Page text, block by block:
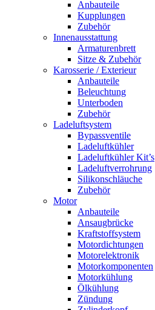
Anbauteile
Kupplungen
Zubehör
Innenausstattung
Armaturenbrett
Sitze & Zubehör
Karosserie / Exterieur
Anbauteile
Beleuchtung
Unterboden
Zubehör
Ladeluftsystem
Bypassventile
Ladeluftkühler
Ladeluftkühler Kit’s
Ladeluftverrohrung
Silikonschläuche
Zubehör
Motor
Anbauteile
Ansaugbrücke
Kraftstoffsystem
Motordichtungen
Motorelektronik
Motorkomponenten
Motorkühlung
Ölkühlung
Zündung